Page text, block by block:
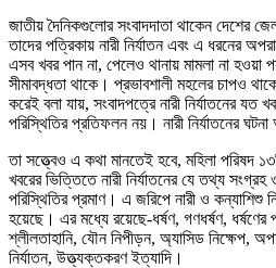
জাতীয় দৈনিকগুলোর সংবাদদাতা থাকেন দেশের
তাদের পত্রিকায় নারী নির্যাতন এবং এ ধরনের
এসব খবর পান না, পেলেও থানায় মামলা না হওয়া
সীমাবদ্ধতা থাকে। প্রভাবশালী মহলের চাপও
করেই বলা যায়, সংবাদপত্রে নারী নির্যাতনের
পরিস্থিতির প্রতিফলন নয়। নারী নির্যাতনের
তা সত্ত্বেও এ কথা মানতেই হবে, মহিলা পরিষদ
খবরের ভিত্তিতে নারী নির্যাতনের যে তথ্য
পরিস্থিতির প্রমাণ। এ জরিপে নারী ও কন্যাশিশু
হয়েছে। এর মধ্যে রয়েছে-ধর্ষণ, গণধর্ষণ, ধর্ষণের
শ্লীলতাহানি, যৌন নিপীড়ন, অ্যাসিড নিক্ষেপ,
নির্যাতন, উত্ত্যক্তকরণ ইত্যাদি।